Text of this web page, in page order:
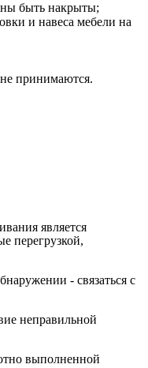
быть накрыты;
и навеса мебели на
принимаются.
является
перегрузкой,
- связаться с
неправильной
выполненной